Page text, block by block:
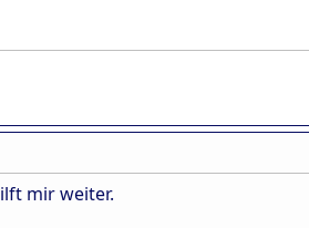
mir weiter.